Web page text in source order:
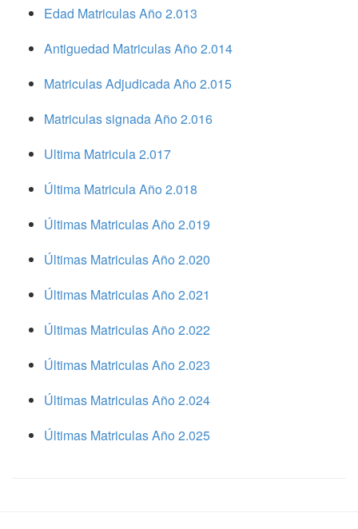
Edad Matriculas Año 2.013
Antiguedad Matriculas Año 2.014
Matriculas Adjudicada Año 2.015
Matriculas signada Año 2.016
Ultima Matricula 2.017
Última Matricula Año 2.018
Últimas Matriculas Año 2.019
Últimas Matriculas Año 2.020
Últimas Matriculas Año 2.021
Últimas Matriculas Año 2.022
Últimas Matriculas Año 2.023
Últimas Matriculas Año 2.024
Últimas Matriculas Año 2.025